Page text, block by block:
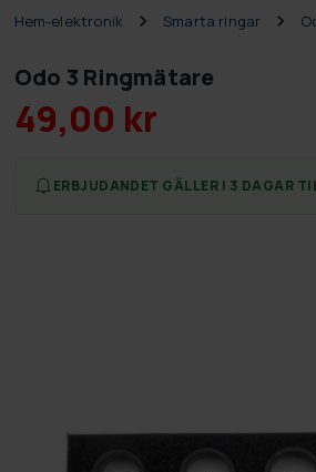
Hem-elektronik Smarta ringar
Odo 3 Ringmätare
49,00 kr
ERBJUDANDET GÄLLER I 3 DAGAR